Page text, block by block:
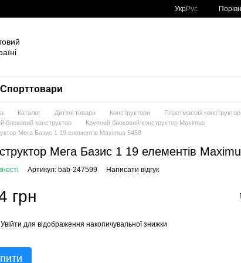
УкрРус
Спорттовари
Каталог Дитячі товари Конструктори
Пластмасові
блоковий конструктор
Крупний блоковий конструктор Maximus
Мега Базис 1 19 елементів Maximus 5458
Мега Базис 1 19 елементів
Артикул: bab-247599 Написати відгук
грн
Увійти для відображення накопичувальної знижки